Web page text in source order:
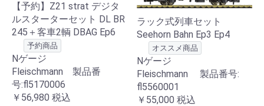
【予約】Z21 strat デジタ
ルスターターセット DL BR
245＋客車2輌 DBAG Ep6
予約商品
Nゲージ
Fleischmann 製品番
号:fl5170006
￥56,980 税込
ラック式列車セット
Seehorn Bahn Ep3 Ep4
オススメ商品
Nゲージ
Fleischmann 製品番号:
fl5560001
￥55,000 税込